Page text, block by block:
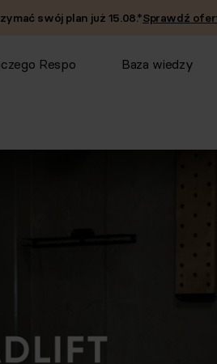
swój plan już 15.08.*Sprawdź
Respo Baza wiedzy